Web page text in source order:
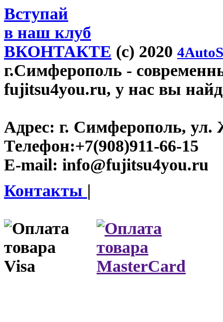
Вступай
в наш клуб
ВКОНТАКТЕ (c) 2020
г.Симферополь -
fujitsu4you.ru, у нас вы
Адрес: г. Симферополь, ул.
Телефон:+7(908)911-66-15
E-mail: info@fujitsu4you.ru
Контакты |